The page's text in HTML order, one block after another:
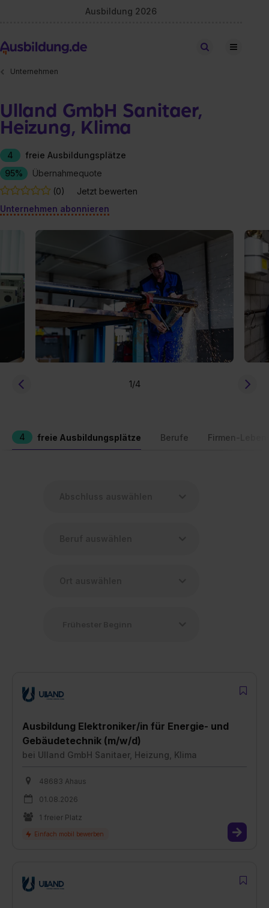
Ausbildung 2026
Stellen finden
Unternehmen
Ulland GmbH Sanitaer,
Heizung, Klima
4
freie Ausbildungsplätze
95%
Übernahmequote
(0)
Jetzt bewerten
Unternehmen abonnieren
1/4
4 freie Ausbildungsplätze Berufe Firmen-
Ausbildung Elektroniker/in für Energie- und
Gebäudetechnik (m/w/d)
bei Ulland GmbH Sanitaer, Heizung, Klima
48683 Ahaus
01.08.2026
1 freier Platz